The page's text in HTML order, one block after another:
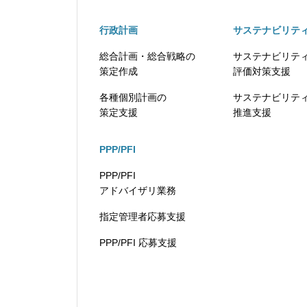
行政計画
総合計画・総合戦略の
策定作成
各種個別計画の
策定支援
サステナビリテ
サステナビリテ
評価対策支援
サステナビリテ
推進支援
PPP/PFI
PPP/PFI
アドバイザリ業務
指定管理者応募支援
PPP/PFI 応募支援